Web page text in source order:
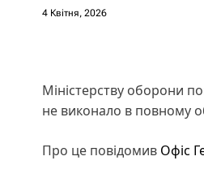
4 Квітня, 2026
Міністерству оборони
не виконало в повному
Про це повідомив Офіс